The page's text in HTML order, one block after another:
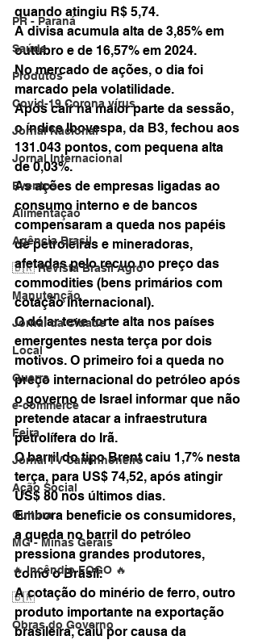
PR - Paraná
Saúde
Produtos
Covid-19 Corona vírus
Jornal Nacional
Jornal Internacional
Eventos
Alimentação
Agência Brasil
🇧🇷 Revista Brasil Agro
Manutenção
Jornal da Cidade
Local
Guerra
e-commerce
Feira
Jornal TV Caminhoneiro
Ação Social
Cultura
MG - Minas Gerais
🔥 Incêndio FOGO 🔥
🇧🇷
Obras do Governo
quando atingiu R$ 5,74.
A divisa acumula alta de 3,85% em
outubro e de 16,57% em 2024.
No mercado de ações, o dia foi
marcado pela volatilidade.
Após cair na maior parte da sessão,
o índice Ibovespa, da B3, fechou aos
131.043 pontos, com pequena alta
de 0,03%.
As ações de empresas ligadas ao
consumo interno e de bancos
compensaram a queda nos papéis
de petroleiras e mineradoras,
afetadas pelo recuo no preço das
commodities (bens primários com
cotação internacional).
O dólar teve forte alta nos países
emergentes nesta terça por dois
motivos. O primeiro foi a queda no
preço internacional do petróleo após
o governo de Israel informar que não
pretende atacar a infraestrutura
petrolífera do Irã.
O barril do tipo Brent caiu 1,7% nesta
terça, para US$ 74,52, após atingir
US$ 80 nos últimos dias.
Embora beneficie os consumidores,
a queda no barril do petróleo
pressiona grandes produtores,
como o Brasil.
A cotação do minério de ferro, outro
produto importante na exportação
brasileira, caiu por causa da